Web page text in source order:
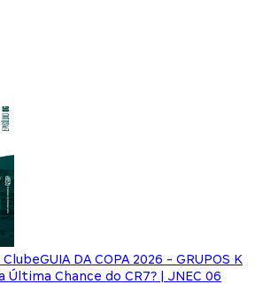
GUIA DA COPA 2026 - GRUPOS K
Última Chance do CR7? | JNEC 06